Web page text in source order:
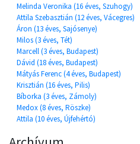
Melinda Veronika (16 éves, Szuhogy)
Attila Szebasztián (12 éves, Vácegres)
Áron (13 éves, Sajósenye)
Milos (3 éves, Tét)
Marcell (3 éves, Budapest)
Dávid (18 éves, Budapest)
Mátyás Ferenc (4 éves, Budapest)
Krisztián (16 éves, Pilis)
Bíborka (3 éves, Zámoly)
Medox (8 éves, Röszke)
Attila (10 éves, Újfehértó)